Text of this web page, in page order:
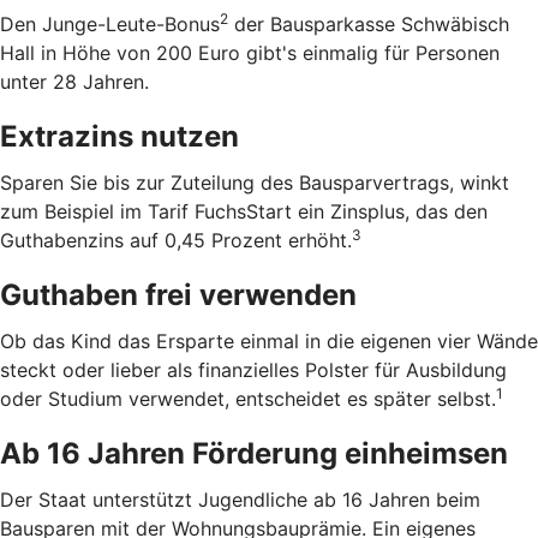
Den Junge-Leute-Bonus2 der Bausparkasse Schwäbisch
Hall in Höhe von 200 Euro gibt's einmalig für Personen
unter 28 Jahren.
Extrazins nutzen
Sparen Sie bis zur Zuteilung des Bausparvertrags, winkt
zum Beispiel im Tarif FuchsStart ein Zinsplus, das den
Guthabenzins auf 0,45 Prozent erhöht.3
Guthaben frei verwenden
Ob das Kind das Ersparte einmal in die eigenen vier Wände
steckt oder lieber als finanzielles Polster für Ausbildung
oder Studium verwendet, entscheidet es später selbst.1
Ab 16 Jahren Förderung einheimsen
Der Staat unterstützt Jugendliche ab 16 Jahren beim
Bausparen mit der Wohnungsbauprämie. Ein eigenes